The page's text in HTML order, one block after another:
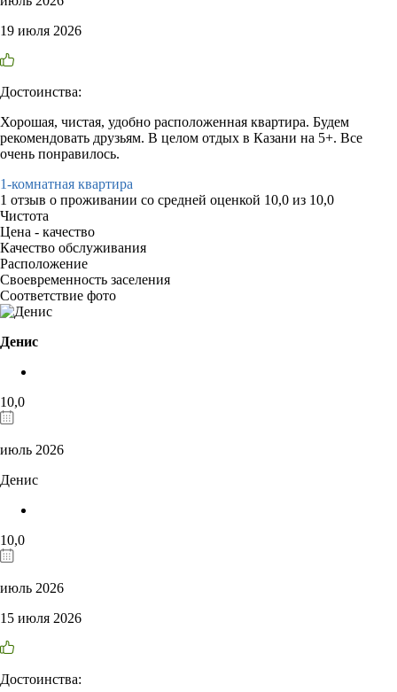
19 июля 2026
Достоинства:
Хорошая, чистая, удобно расположенная квартира. Будем
рекомендовать друзьям. В целом отдых в Казани на 5+. Все
очень понравилось.
1-комнатная квартира
1 отзыв о проживании со средней оценкой 10,0 из 10,0
Чистота
Цена - качество
Качество обслуживания
Расположение
Своевременность заселения
Соответствие фото
Денис
10,0
июль 2026
Денис
10,0
июль 2026
15 июля 2026
Достоинства: